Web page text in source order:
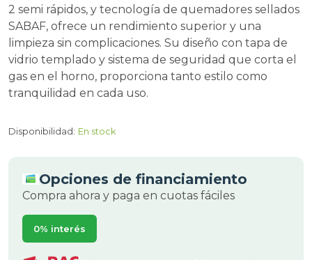
2 semi rápidos, y tecnología de quemadores sellados
SABAF, ofrece un rendimiento superior y una
limpieza sin complicaciones. Su diseño con tapa de
vidrio templado y sistema de seguridad que corta el
gas en el horno, proporciona tanto estilo como
tranquilidad en cada uso.
Disponibilidad: En stock
Opciones de financiamiento
Compra ahora y paga en cuotas fáciles
0% interés